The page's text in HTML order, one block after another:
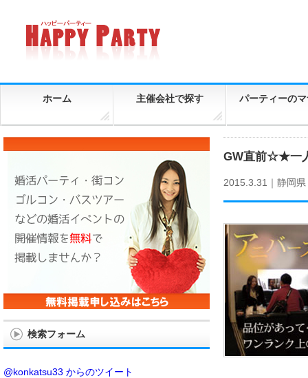
ホーム 主催会社で探す パーティーの
GW直前☆★一
2015.3.31｜ 静岡県
検索フォーム
@konkatsu33 からのツイート